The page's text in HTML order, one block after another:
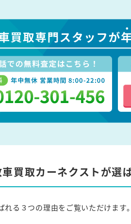
買取カーネクストが選
る３つの理由をご覧いただけます。